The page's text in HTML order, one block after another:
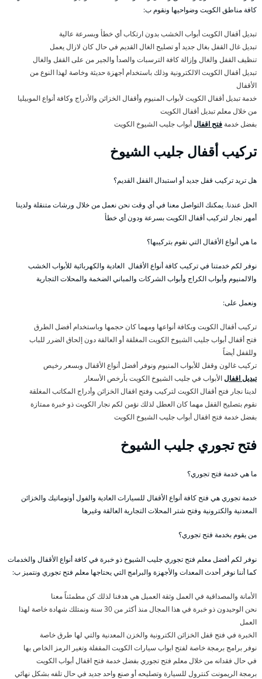
كافة مناطق الكويت وضواحيها ونقوم ب:
تبديل أقفال الكويت أبواب الخشب بدون ارتكاب أي خطأ وبسرعة عالية
تبديل غال القفل بغال جديد أو تصليح الغال القديم في حال كان لازال يعمل
تنظيف القفل والغال وإزالة كافة الترسبات والصدأ والجير من على القفل والغال
تبديل أقفال الكويت الالكترونية وذلك باستخدام أجهزة حديثة وخاصة لهذا النوع من
الأقفال
خدمة تبديل أقفال الكويت لأبواب المنيوم وأقفال الخزائن والأدراج وكافة أنواع الموبيليا
من خلال معلم تبديل أقفال الكويت
بفضل خدمة فتح اقفالأبواب جليب الشيوخ الكويت
تركيب أقفال جليب الشيوخ
هل تريد تركيب قفل جديد أو استبدال القفل القديم؟
الحل عندنا. يمكنك التواصل معنا في أي وقت نحن نعمل من خلال ورشات متنقلة ولدينا
أمهر نجار لتركيب أقفال الكويت بسرعة ودون أي خطأ
ما هي أنواع الأقفال التي نقوم بتركيبها؟
نوفر لكم خدمتنا في تركيب كافة أنواع الأقفال العادية والكهربائية للأبواب الخشب
والالمنيوم وأبواب الكراج وأبواب الشركات والمباني الضخمة والمحلات التجارية
ونعمل على:
تركيب أقفال الكويت وبكافة أنواعها ومهما كان حجمها وباستخدام أفضل الطرق
فتح أقفال أبواب جليب الشيوخ الكويت المغلقة أو العالقة دون إلحاق الضرر للباب
وللقفل أيضاً
تركيب غالون وقفل للأبواب المنيوم ونوفر أفضل أنواع الأقفال وبسعر رخيص
تبديل اقفالالأبواب في جليب الشيوخ الكويت بأرخص الأسعار
لدينا نجار فتح أقفال الكويت لتركيب وفتح اقفال الخزائن وأدراج المكاتب المغلقة
نقوم بتصليح القفل مهما كان العطل لذلك نؤمن لكم نجار الكويت ذو خبرة ممتازة
بفضل خدمة فتح اقفال أبواب جليب الشيوخ الكويت
فتح تجوري جليب الشيوخ
ما هي خدمة فتح تجوري؟
خدمة تجوري هي فتح كافة أنواع الأقفال للسيارات العادية والفول أوتوماتيك والخزائن
المعدنية والكترونية وفتح شتر المحلات التجارية العالقة وغيرها
من يقوم بخدمة فتح تجوري؟
نوفر لكم أفضل معلم فتح تجوري جليب الشيوخ ذو خبرة في كافة أنواع الأقفال والخدمات
كما أننا نوفر أحدث المعدات والأجهزة والبرامج التي يحتاجها معلم فتح تجوري ونتميز ب:
الأمانة والمصداقية في العمل وثقة العميل هي هدفنا لذلك كن مطمئناً معنا
نحن الوحيدون ذو خبرة في هذا المجال منذ أكثر من 30 سنة ونمتلك شهادة خاصة لهذا
العمل
الخبرة في فتح قفل الخزائن الكترونية والخزن المعدنية والتي لها طرق خاصة
نوفر برامج برمجة خاصة لفتح ابواب سيارات الكويت المقفلة وتغير الرمز الخاص بها
في حال فقدانه من خلال معلم فتح تجوري بفضل خدمة فتح اقفال أبواب الكويت
برمجة الريمونت كنترول للسيارة وتصليحه أو صنع واحد جديد في حال تلفه بشكل نهائي